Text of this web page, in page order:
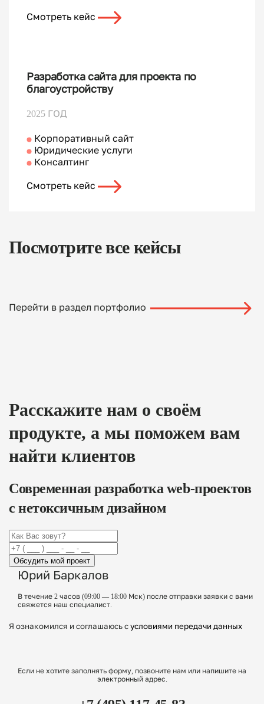
Смотреть кейс
Разработка сайта для проекта по
благоустройству
2025 ГОД
Корпоративный сайт
Юридические услуги
Консалтинг
Смотреть кейс
Посмотрите все кейсы
Перейти в раздел портфолио
Расскажите нам о своём
продукте, а мы поможем вам
найти клиентов
Современная разработка web-проектов
с нетоксичным дизайном
Обсудить мой проект
Юрий Баркалов
В течение 2 часов (09:00 — 18:00 Мск) после отправки заявки с вами
свяжется наш специалист.
Я ознакомился и соглашаюсь с условиями передачи данных
Если не хотите заполнять форму, позвоните нам или напишите на
электронный адрес.